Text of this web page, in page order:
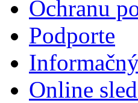
Ochranu
Podporte
Online